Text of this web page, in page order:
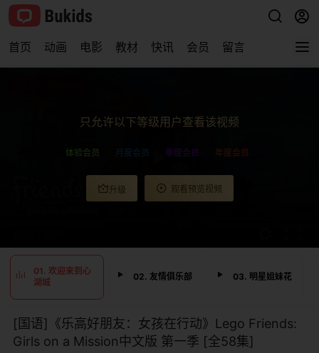
首页 动画 电影 教材 快讯 会员 留言
只允许以下等级用户查看该视频
体验会员 月度会员 季度会员 年度会员
升级 观看预览视频
01. 欢迎来到心
湖城
02. 友情俱乐部 03. 明星姐妹花
[国语]《乐高好朋友：女孩在行动》Lego Friends:
Girls on a Mission中文版 第一季 [全58集]